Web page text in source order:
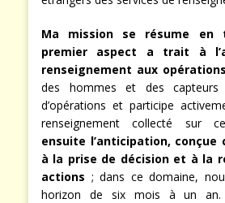
Ma mission se résume en
premier aspect a trait à
renseignement aux opérations
des hommes et des
d’opérations et participe
renseignement collecté sur
ensuite l’anticipation, conçue
à la prise de décision et à la
actions ; dans ce domaine,
horizon de six mois à un an.